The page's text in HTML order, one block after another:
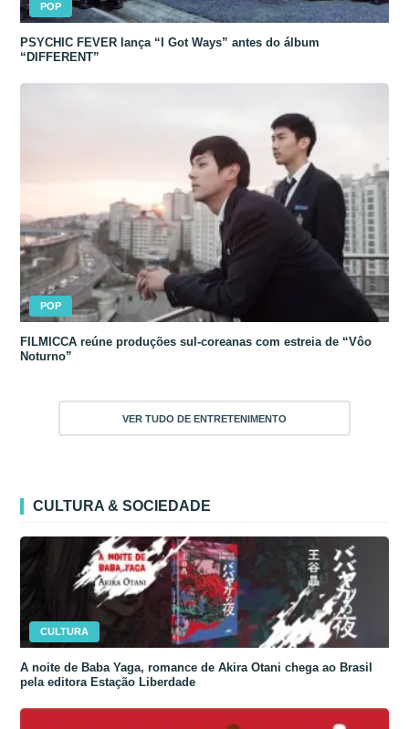
POP
PSYCHIC FEVER lança “I Got Ways” antes do álbum
“DIFFERENT”
POP
FILMICCA reúne produções sul-coreanas com estreia de “Vôo
Noturno”
VER TUDO DE ENTRETENIMENTO
CULTURA & SOCIEDADE
CULTURA
A noite de Baba Yaga, romance de Akira Otani chega ao Brasil
pela editora Estação Liberdade